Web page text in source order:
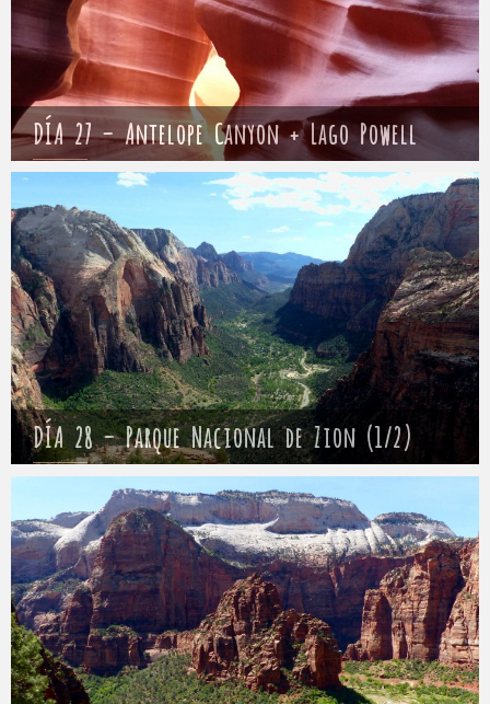
DÍA 27 – Antelope Canyon + Lago Powell
Mathieu 1 mayo 2017
DÍA 28 – Parque Nacional de Zion (1/2)
Mathieu 2 mayo 2017